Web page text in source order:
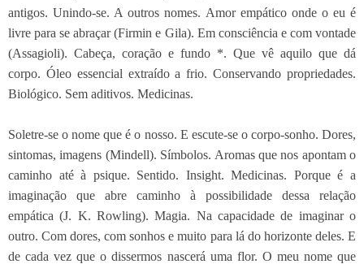
antigos. Unindo-se. A outros nomes. Amor empático onde o eu é
livre para se abraçar (Firmin e Gila). Em consciência e com vontade
(Assagioli). Cabeça, coração e fundo *. Que vê aquilo que dá
corpo. Óleo essencial extraído a frio. Conservando propriedades.
Biológico. Sem aditivos. Medicinas.
Soletre-se o nome que é o nosso. E escute-se o corpo-sonho. Dores,
sintomas, imagens (Mindell). Símbolos. Aromas que nos apontam o
caminho até à psique. Sentido. Insight. Medicinas. Porque é a
imaginação que abre caminho à possibilidade dessa relação
empática (J. K. Rowling). Magia. Na capacidade de imaginar o
outro. Com dores, com sonhos e muito para lá do horizonte deles. E
de cada vez que o dissermos nascerá uma flor. O meu nome que